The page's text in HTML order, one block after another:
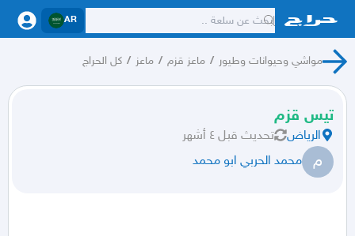
AR
مواشي وحيوانات وطيور / ماعز قزم / ماعز / كل الحراج
تيس قزم
الرياض تحديث قبل ٤ أشهر
م محمد الحربي ابو محمد